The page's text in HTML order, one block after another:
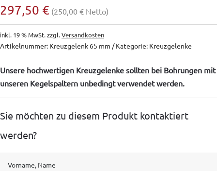
297,50 € (250,00 € Netto)
inkl. 19 % MwSt.zzgl.Versandkosten
Artikelnummer: Kreuzgelenk 65 mm Kategorie: Kreuzgelenke
Unsere hochwertigen Kreuzgelenke sollten bei Bohrungen mit
unseren Kegelspaltern unbedingt verwendet werden.
Sie möchten zu diesem Produkt kontaktiert
werden?